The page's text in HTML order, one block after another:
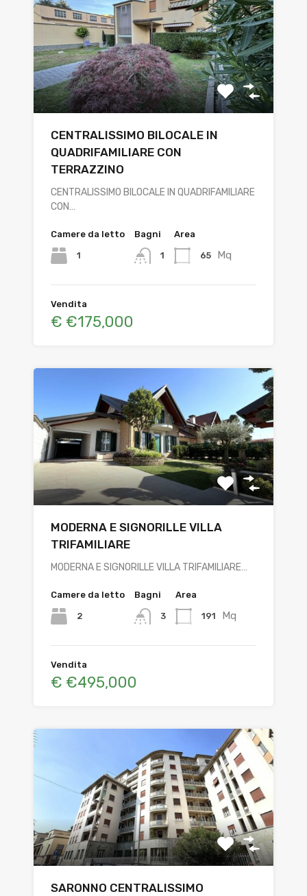
CENTRALISSIMO BILOCALE IN
QUADRIFAMILIARE CON
TERRAZZINO
CENTRALISSIMO BILOCALE IN QUADRIFAMILIARE
CON…
Camere da letto
1
Bagni
1
Area
65 Mq
Vendita
€ €175,000
MODERNA E SIGNORILLE VILLA
TRIFAMILIARE
MODERNA E SIGNORILLE VILLA TRIFAMILIARE…
Camere da letto
2
Bagni
3
Area
191 Mq
Vendita
€ €495,000
SARONNO CENTRALISSIMO